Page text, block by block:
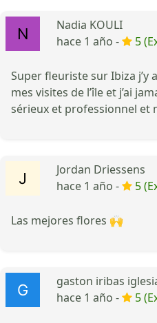
Nadia KOULI
hace 1 año -
5
Super fleuriste sur Ibiza j’y
mes visites de l’île et j’ai
sérieux et professionnel et
Jordan Driessens
hace 1 año -
5
Las mejores flores 🙌
gaston iribas
hace 1 año -
5